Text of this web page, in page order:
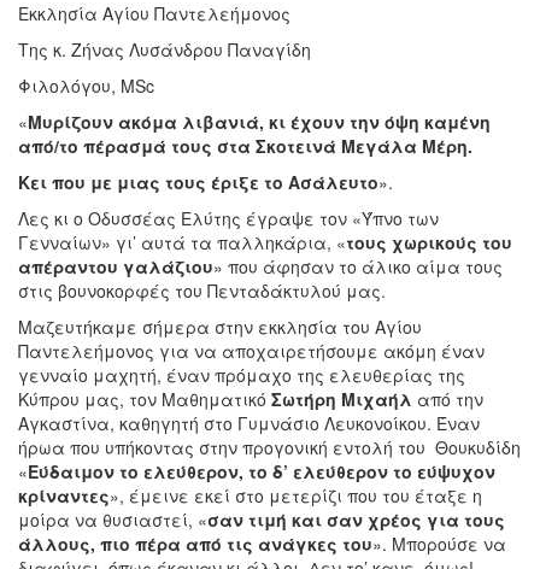
Εκκλησία Αγίου Παντελεήμονος
Της κ. Ζήνας Λυσάνδρου Παναγίδη
Φιλολόγου, MSc
«Μυρίζουν ακόμα λιβανιά, κι έχουν την όψη καμένη
από/το πέρασμά τους στα Σκοτεινά Μεγάλα Μέρη.
Κει που με μιας τους έριξε το Ασάλευτο».
Λες κι ο Οδυσσέας Ελύτης έγραψε τον «Ύπνο των
Γενναίων» γι’ αυτά τα παλληκάρια, «τους χωρικούς του
απέραντου γαλάζιου» που άφησαν το άλικο αίμα τους
στις βουνοκορφές του Πενταδάκτυλού μας.
Μαζευτήκαμε σήμερα στην εκκλησία του Αγίου
Παντελεήμονος για να αποχαιρετήσουμε ακόμη έναν
γενναίο μαχητή, έναν πρόμαχο της ελευθερίας της
Κύπρου μας, τον Μαθηματικό Σωτήρη Μιχαήλ από την
Αγκαστίνα, καθηγητή στο Γυμνάσιο Λευκονοίκου. Έναν
ήρωα που υπήκοντας στην προγονική εντολή του Θουκυδίδη
«Εύδαιμον το ελεύθερον, το δ’ ελεύθερον το εύψυχον
κρίναντες», έμεινε εκεί στο μετερίζι που του έταξε η
μοίρα να θυσιαστεί, «σαν τιμή και σαν χρέος για τους
άλλους, πιο πέρα από τις ανάγκες του». Μπορούσε να